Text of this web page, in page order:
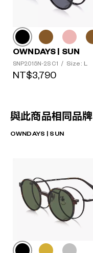
OWNDAYS | SUN
SNP2015N-2S C1 / Size: L
NT$3,790
與此商品相同品牌
OWNDAYS | SUN